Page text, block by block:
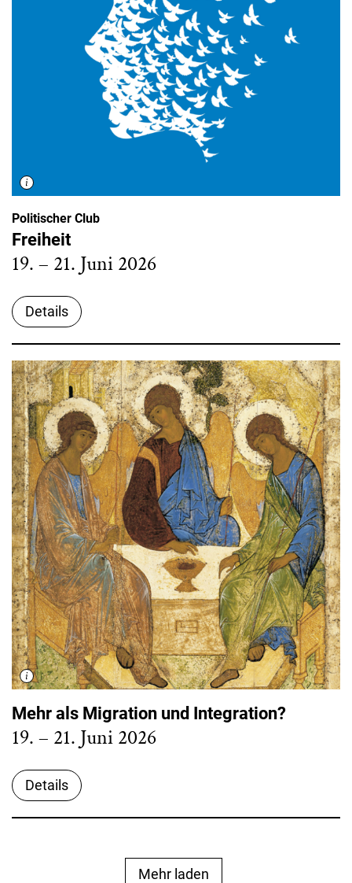
Politischer Club
Freiheit
19. – 21. Juni 2026
Details
Mehr als Migration und Integration?
19. – 21. Juni 2026
Details
Mehr laden